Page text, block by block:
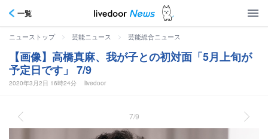
一覧
ニューストップ > 芸能ニュース > 芸能総合ニュース
【画像】高橋真麻、我が子との初対面「5月上旬が
予定日です」 7/9
2020年3月2日 16時24分 livedoor
7/9